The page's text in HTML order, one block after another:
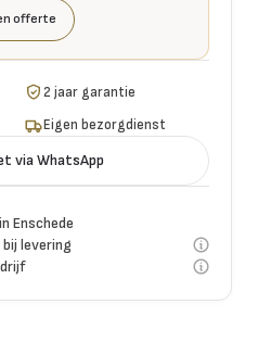
offerte
2 jaar garantie
Eigen bezorgdienst
via WhatsApp
Enschede
levering